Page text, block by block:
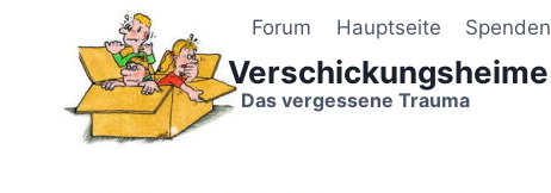
Forum Hauptseite Spenden
Verschickungsheime
Das vergessene Trauma